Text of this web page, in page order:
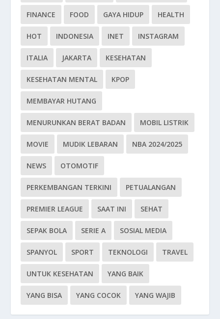
FINANCE FOOD GAYA HIDUP HEALTH
HOT INDONESIA INET INSTAGRAM
ITALIA JAKARTA KESEHATAN
KESEHATAN MENTAL KPOP
MEMBAYAR HUTANG
MENURUNKAN BERAT BADAN MOBIL LISTRIK
MOVIE MUDIK LEBARAN NBA 2024/2025
NEWS OTOMOTIF
PERKEMBANGAN TERKINI PETUALANGAN
PREMIER LEAGUE SAAT INI SEHAT
SEPAK BOLA SERIE A SOSIAL MEDIA
SPANYOL SPORT TEKNOLOGI TRAVEL
UNTUK KESEHATAN YANG BAIK
YANG BISA YANG COCOK YANG WAJIB